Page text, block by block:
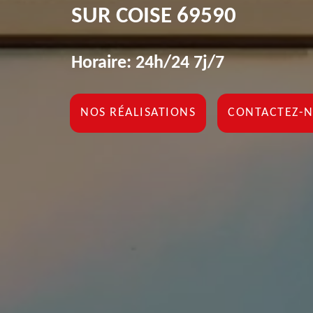
SUR COISE 69590
Horaire: 24h/24 7j/7
NOS RÉALISATIONS CONTACTEZ-